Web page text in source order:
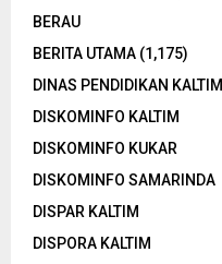
BERAU
BERITA UTAMA (1,175)
DINAS PENDIDIKAN KALTIM
DISKOMINFO KALTIM
DISKOMINFO KUKAR
DISKOMINFO SAMARINDA
DISPAR KALTIM
DISPORA KALTIM